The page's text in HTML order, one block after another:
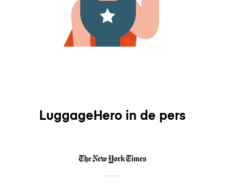
LuggageHero in de pers